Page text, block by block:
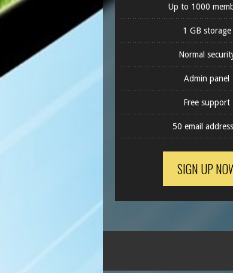
Up to 1000
1 GB storage
Normal
Admin panel
Free support
50 email
SIGN UP